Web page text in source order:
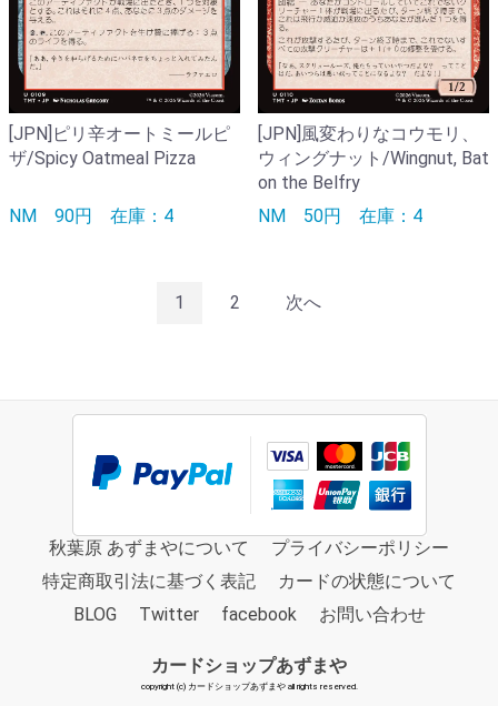
[JPN]ピリ辛オートミールピ
ザ/Spicy Oatmeal Pizza
NM 90円 在庫：4
[JPN]風変わりなコウモリ、
ウィングナット/Wingnut, Bat
on the Belfry
NM 50円 在庫：4
1 2 次へ
秋葉原 あずまやについて
プライバシーポリシー
特定商取引法に基づく表記
カードの状態について
BLOG
Twitter facebook お問い合わせ
カードショップあずまや
copyright (c) カードショップあずまや all rights reserved.